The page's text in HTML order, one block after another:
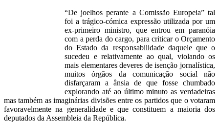
“De joelhos perante a Comissão Europeia” tal
foi a trágico-cómica expressão utilizada por um
ex-primeiro ministro, que entrou em paranóia
com a perda do cargo, para criticar o Orçamento
do Estado da responsabilidade daquele que o
sucedeu e relativamente ao qual, violando os
mais elementares deveres de isenção jornalística,
muitos órgãos da comunicação social não
disfarçaram a ânsia de que fosse chumbado
explorando até ao último minuto as verdadeiras
mas também as imaginárias divisões entre os partidos que o votaram
favoravelmente na generalidade e que constituem a maioria dos
deputados da Assembleia da República.